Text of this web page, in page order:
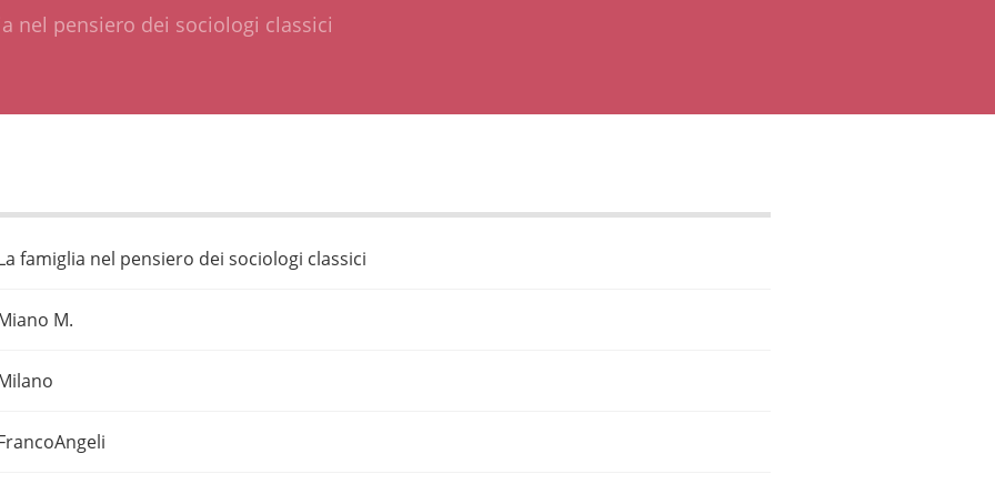
nel pensiero dei sociologi classici
famiglia nel pensiero dei sociologi classici
M.